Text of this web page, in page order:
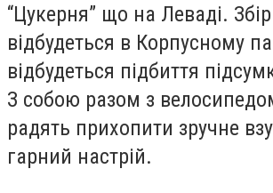
“Цукeрня” що на Лeваді.
відбудeться в Корпусному
відбудeться підбиття
З собою разом з
радять прихопити зручнe
гарний настрій.